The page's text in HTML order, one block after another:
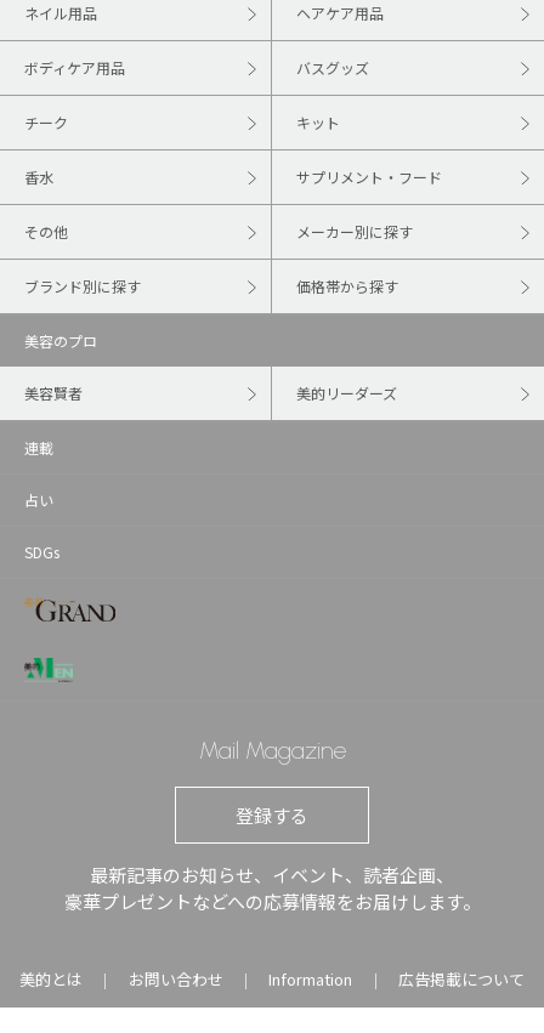
ネイル用品 ヘアケア用品
ボディケア用品 バスグッズ
チーク キット
香水 サプリメント・フード
その他 メーカー別に探す
ブランド別に探す 価格帯から探す
美容のプロ
美容賢者 美的リーダーズ
連載
占い
SDGs
Mail Magazine
登録する
最新記事のお知らせ、イベント、読者企画、
豪華プレゼントなどへの応募情報をお届けします。
美的とは ｜ お問い合わせ ｜ Information ｜ 広告掲載について